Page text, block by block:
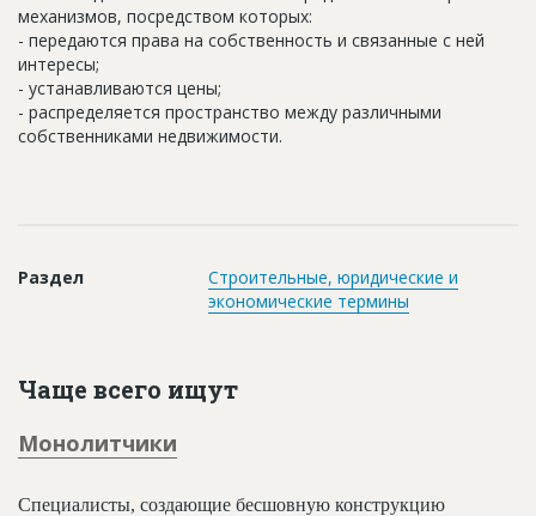
Глоссарий
Новости
Платные услуги
Пресс-релизы
Личный кабинет
механизмов, посредством которых:
- передаются права на собственность и связанные с ней
интересы;
- устанавливаются цены;
- распределяется пространство между различными
собственниками недвижимости.
Раздел
Строительные, юридические и
экономические термины
Чаще всего ищут
Монолитчики
Специалисты, создающие бесшовную конструкцию